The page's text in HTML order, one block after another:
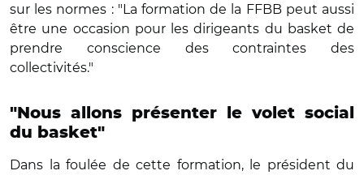
sur les normes : "La formation de la FFBB peut aussi
être une occasion pour les dirigeants du basket de
prendre conscience des contraintes des
collectivités."
"Nous allons présenter le volet social
du basket"
Dans la foulée de cette formation, le président du